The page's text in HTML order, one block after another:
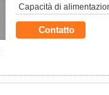
Capacità di
Contatto